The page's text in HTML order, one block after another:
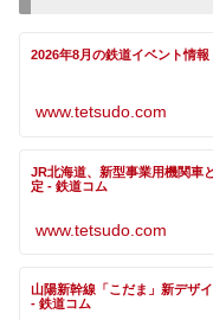
2026年8月の鉄道イベント情報
www.tetsudo.com
JR北海道、新型事業用機関車
定 - 鉄道コム
www.tetsudo.com
山陽新幹線「こだま」新デザ
- 鉄道コム